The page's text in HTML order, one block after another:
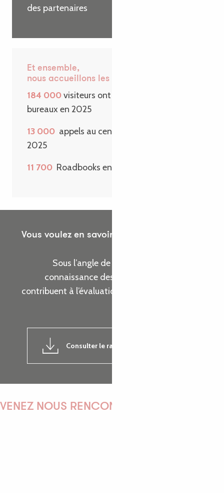
des partenaires
Et ensemble,
nous accueillons les visiteurs
184 000visiteurs ont passé la porte de nos
bureaux en 2025
13 000 appels au centre de contact en
2025
11 700 Roadbooks envoyés sur une année
Vous voulez en savoir plus sur les actions de
Sous l’angle de cinq thématiques, prenez
connaissance des indicateurs d’activité qui
contribuent à l’évaluation de la réalisation de nos
Consulter le rapport d'activité 2024
VENEZ NOUS RENCONTRER !